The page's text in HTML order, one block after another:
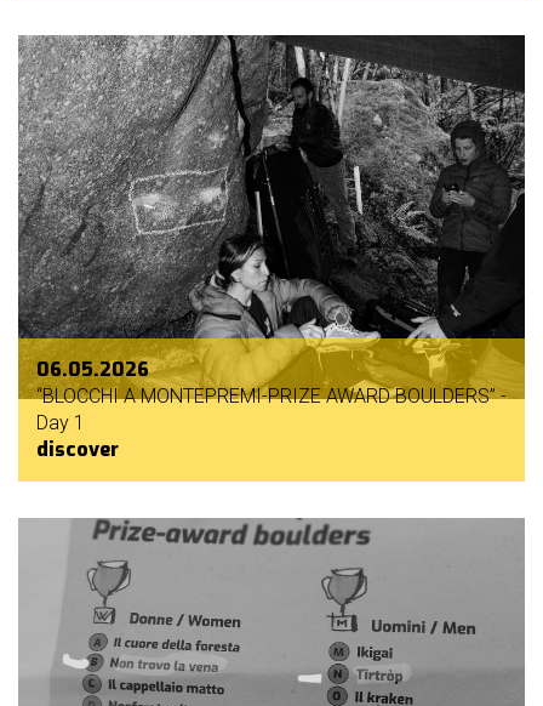
06.05.2026
“BLOCCHI A MONTEPREMI-PRIZE AWARD BOULDERS” -
Day 1
discover